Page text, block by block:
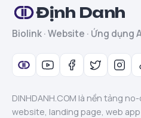
Định Danh
Biolink · Website · Ứng dụng
DINHDANH.COM là nền tảng
website, landing page, web app